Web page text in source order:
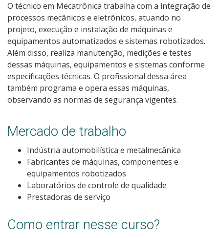
Parcerias
Processo de Inscrição
Como posso estudar no IFSC?
Calendário de inscrições
Processos Seletivos
O técnico em Mecatrônica trabalha com a integração de
processos mecânicos e eletrônicos, atuando no
projeto, execução e instalação de máquinas e
equipamentos automatizados e sistemas robotizados.
Além disso, realiza manutenção, medições e testes
dessas máquinas, equipamentos e sistemas conforme
especificações técnicas. O profissional dessa área
também programa e opera essas máquinas,
observando as normas de segurança vigentes.
Mercado de trabalho
Indústria automobilística e metalmecânica
Fabricantes de máquinas, componentes e
equipamentos robotizados
Laboratórios de controle de qualidade
Prestadoras de serviço
Como entrar nesse curso?